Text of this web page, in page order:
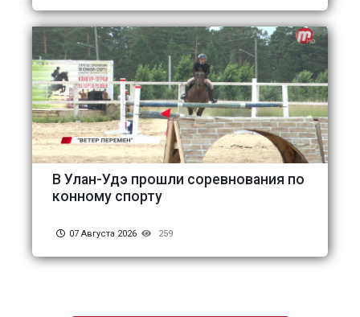
В Улан-Удэ прошли соревнования по
конному спорту
07 Августа 2026 259